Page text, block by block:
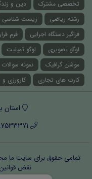
تخصصی مشترک
دین و
رشته ریاضی
زیست شناسی
فراگیر دستگاه اجرایی
فرم
لوگو تصویری
لوگو تمپلیت
موشن گرافیک
نمونه سوالات
کارت های تجاری
کارورزی
استان
تمامی حقوق برای سایت ما
نقض